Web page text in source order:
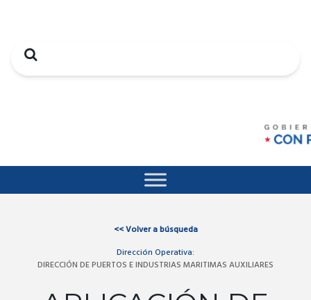
Search
<<Volver a búsqueda
Dirección Operativa:
DIRECCIÓN DE PUERTOS E INDUSTRIAS MARITIMAS AUXILIARES